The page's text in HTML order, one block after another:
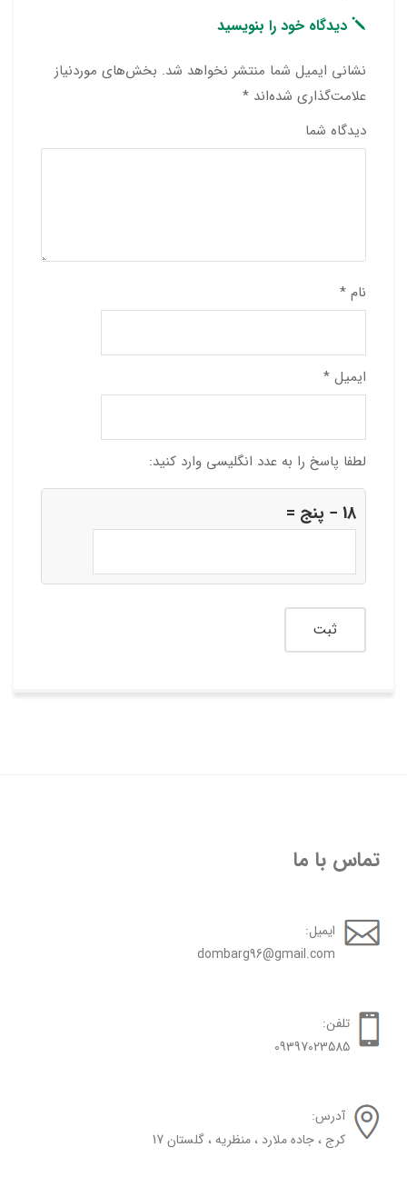
دیدگاه خود را بنویسید
نشانی ایمیل شما منتشر نخواهد شد. بخش‌های موردنیاز
علامت‌گذاری شده‌اند *
دیدگاه شما
نام *
ایمیل *
لطفا پاسخ را به عدد انگلیسی وارد کنید:
18 − پنج =
تماس با ما
ایمیل:
dombarg96@gmail.com
تلفن:
09397023585
آدرس:
کرج ، جاده ملارد ، منظریه ، گلستان 17